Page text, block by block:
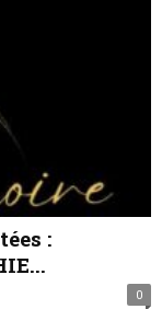
:
0